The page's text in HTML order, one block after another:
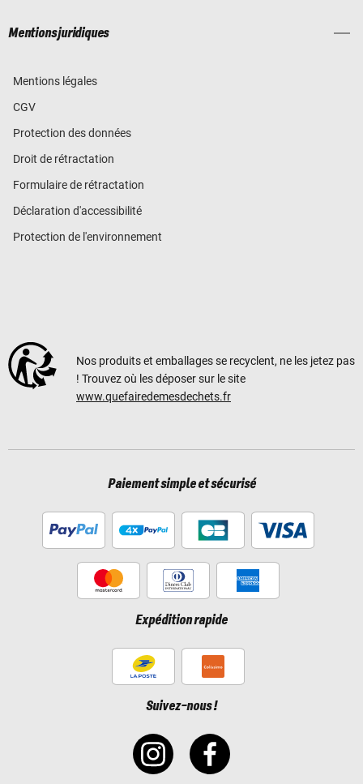
Mentions juridiques
Mentions légales
CGV
Protection des données
Droit de rétractation
Formulaire de rétractation
Déclaration d'accessibilité
Protection de l'environnement
Nos produits et emballages se recyclent, ne les jetez pas
! Trouvez où les déposer sur le site
www.quefairedemesdechets.fr
Paiement simple et sécurisé
Expédition rapide
Suivez-nous !